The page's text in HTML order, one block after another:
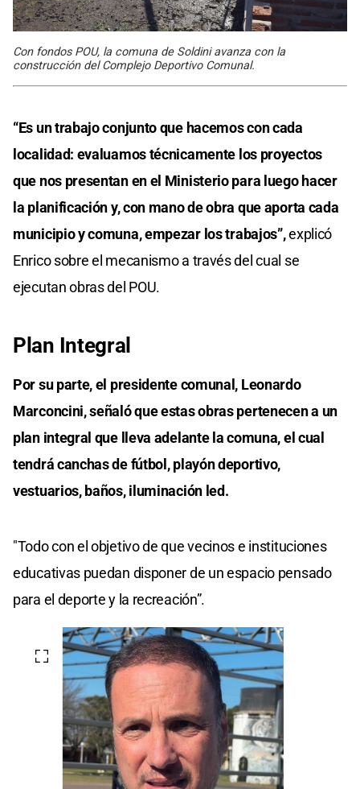
Con fondos POU, la comuna de Soldini avanza con la
construcción del Complejo Deportivo Comunal.
“Es un trabajo conjunto que hacemos con cada
localidad: evaluamos técnicamente los proyectos
que nos presentan en el Ministerio para luego hacer
la planificación y, con mano de obra que aporta cada
municipio y comuna, empezar los trabajos”,explicó
Enrico sobre el mecanismo a través del cual se
ejecutan obras del POU.
Plan Integral
Por su parte, el presidente comunal, Leonardo
Marconcini, señaló que estas obras pertenecen a un
plan integral que lleva adelante la comuna, el cual
tendrá canchas de fútbol, playón deportivo,
vestuarios, baños, iluminación led.
"Todo con el objetivo de que vecinos e instituciones
educativas puedan disponer de un espacio pensado
para el deporte y la recreación”.